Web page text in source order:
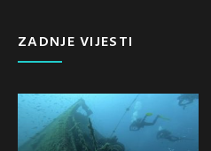
ZADNJE VIJESTI